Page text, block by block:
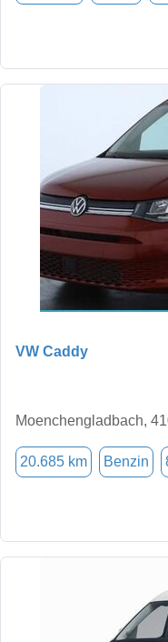
VW Caddy
Moenchengladbach,
20.685 km Benzin